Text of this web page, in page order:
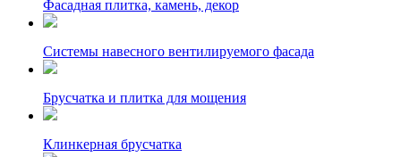
Фасадная плитка, камень, декор
Системы навесного вентилируемого фасада
Брусчатка и плитка для мощения
Клинкерная брусчатка